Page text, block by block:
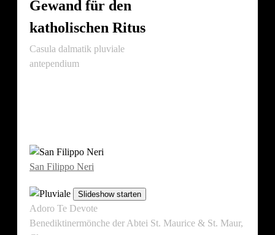
Gewand für den
katholischen Ritus
Casula dalmatik pluviale
antependium
San Filippo Neri
Slideshow starten
Adoro Te Devote
Benediktinermönche der Abtei St. Maurice & St. Maur,